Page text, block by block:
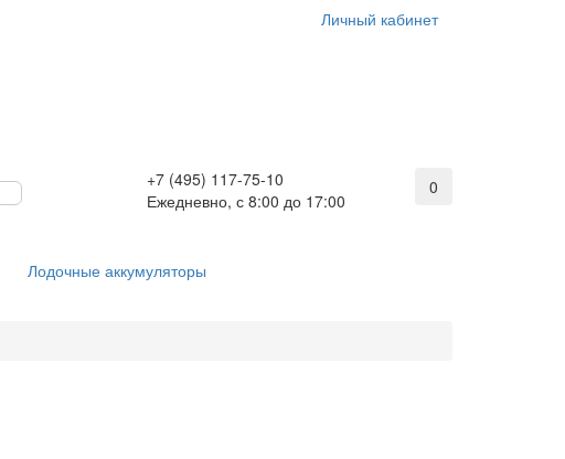
Личный кабинет
+7 (495) 117-75-10
Ежедневно, с 8:00 до 17:00
0
Лодочные аккумуляторы